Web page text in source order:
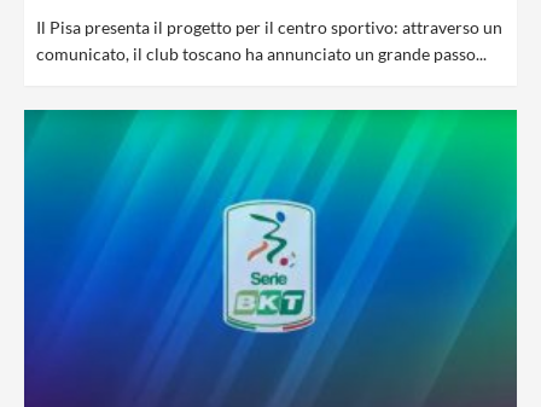
Il Pisa presenta il progetto per il centro sportivo: attraverso un
comunicato, il club toscano ha annunciato un grande passo...